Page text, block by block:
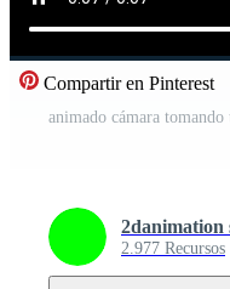
Compartir en Pinterest
animado cámara
2danimation
2.977 Recursos